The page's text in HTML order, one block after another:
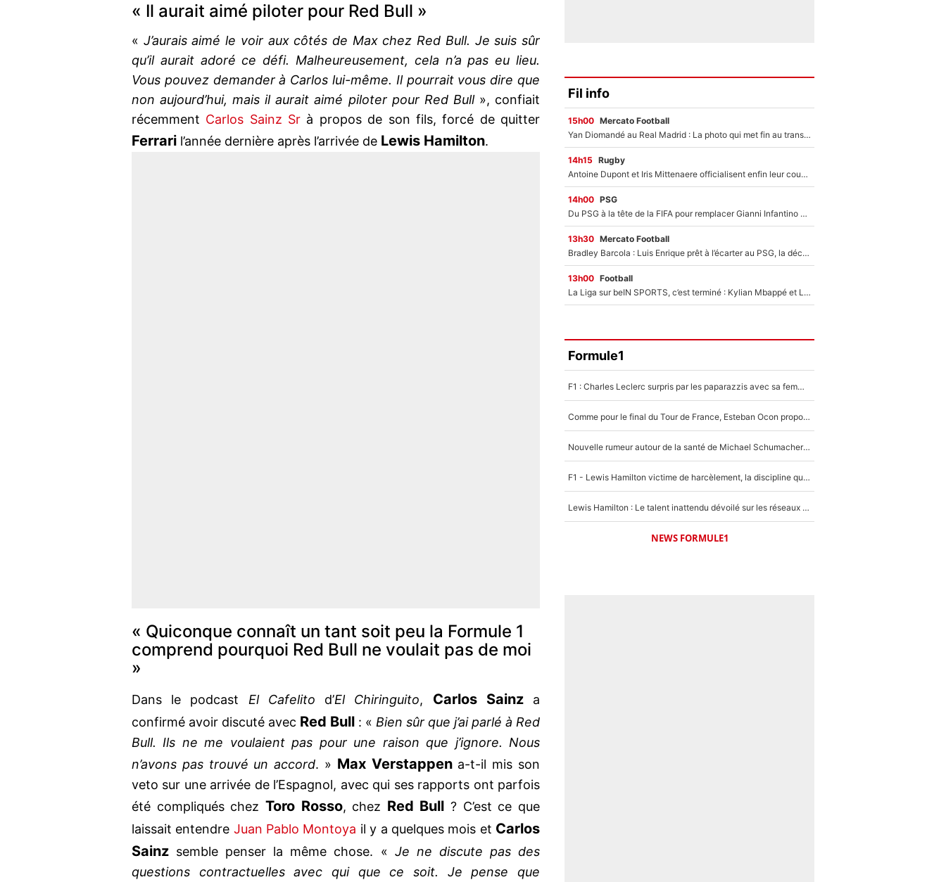
« Il aurait aimé piloter pour Red Bull »
« J’aurais aimé le voir aux côtés de Max chez Red Bull. Je suis sûr
qu’il aurait adoré ce défi. Malheureusement, cela n’a pas eu lieu.
Vous pouvez demander à Carlos lui-même. Il pourrait vous dire que
non aujourd’hui, mais il aurait aimé piloter pour Red Bull», confiait
récemment Carlos Sainz Sr à propos de son fils, forcé de quitter
Ferrari l’année dernière après l’arrivée de Lewis Hamilton.
« Quiconque connaît un tant soit peu la Formule 1
comprend pourquoi Red Bull ne voulait pas de moi
»
Dans le podcast El Cafelito d’El Chiringuito, Carlos Sainza
confirmé avoir discuté avec Red Bull : « Bien sûr que j’ai parlé à Red
Bull. Ils ne me voulaient pas pour une raison que j’ignore. Nous
n’avons pas trouvé un accord. » Max Verstappena-t-il mis son
veto sur une arrivée de l’Espagnol, avec qui ses rapports ont parfois
été compliqués chez Toro Rosso, chez Red Bull ? C’est ce que
laissait entendre Juan Pablo Montoya il y a quelques mois et Carlos
Sainz semble penser la même chose. « Je ne discute pas des
questions contractuelles avec qui que ce soit. Je pense que
Fil info
15h00 Mercato Football
Yan Diomandé au Real Madrid : La photo qui met fin au transfert de l’été !
14h15 Rugby
Antoine Dupont et Iris Mittenaere officialisent enfin leur couple : La photo qui enflamme les réseaux sociaux
14h00 PSG
Du PSG à la tête de la FIFA pour remplacer Gianni Infantino ? «Il serait un mauvais président», le patron de la Liga s'attaque à Nasser Al-Khelaïfi !
13h30 Mercato Football
Bradley Barcola : Luis Enrique prêt à l’écarter au PSG, la décision qui va accélérer son transfert à Liverpool ?
13h00 Football
La Liga sur beIN SPORTS, c’est terminé : Kylian Mbappé et Lamine Yamal changent de chaîne, «le moment était venu d'ouvrir un nouveau chapitre»
Formule1
F1 : Charles Leclerc surpris par les paparazzis avec sa femme, les rumeurs étaient vraies !
Comme pour le final du Tour de France, Esteban Ocon propose un Grand Prix de Formule 1 à Paris : «Autour de l’Arc de Triomphe, ce serait génial» !
Nouvelle rumeur autour de la santé de Michael Schumacher : Sa femme Corinna sort du silence
F1 - Lewis Hamilton victime de harcèlement, la discipline qui lui a évité le pire : «J'aurais probablement mal tourné»
Lewis Hamilton : Le talent inattendu dévoilé sur les réseaux sociaux qui a impressionné Kim Kardashian pendant leurs vacances en amoureux !
NEWS FORMULE1